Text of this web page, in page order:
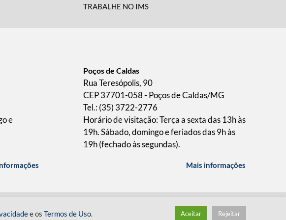
TRABALHE NO IMS
e
Poços de Caldas
Rua Teresópolis, 90
CEP 37701-058 - Poços de Caldas/MG
Tel.: (35) 3722-2776
Horário de visitação: Terça a sexta das 13h às
19h. Sábado, domingo e feriados das 9h às
19h (fechado às segundas).
Mais informações
desenvolvido pelohacklab/
e os Termos de Uso. Aceitar Rejeitar